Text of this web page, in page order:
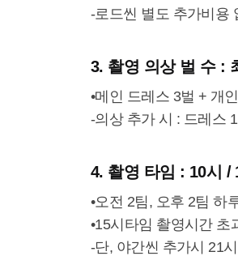
-로드씬 별도 추가비용
3. 촬영 의상 벌 수 :
•메인 드레스 3벌 + 개
-의상 추가 시 : 드레스
4. 촬영 타임 : 10시 /
•오전 2팀, 오후 2팀 하
•15시타임 촬영시간 초
-단, 야간씬 추가시 21